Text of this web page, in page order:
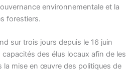
environnementale et la
forestiers.
sur trois jours depuis le 16 juin
des élus locaux afin de les
la mise en œuvre des politiques de